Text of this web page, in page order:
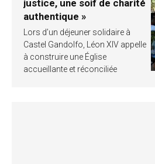
justice, une soif de charité
authentique »
Lors d’un déjeuner solidaire à
Castel Gandolfo, Léon XIV appelle
à construire une Église
accueillante et réconciliée